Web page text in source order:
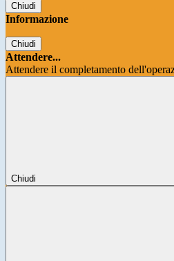
Chiudi
Informazione
Chiudi
Attendere...
Attendere il completamento
Chiudi